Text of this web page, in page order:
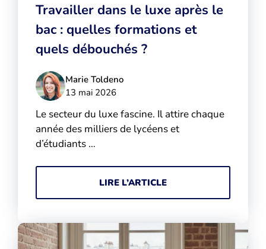
Travailler dans le luxe après le
bac : quelles formations et
quels débouchés ?
Marie Toldeno
13 mai 2026
Le secteur du luxe fascine. Il attire chaque
année des milliers de lycéens et
d’étudiants …
LIRE L’ARTICLE